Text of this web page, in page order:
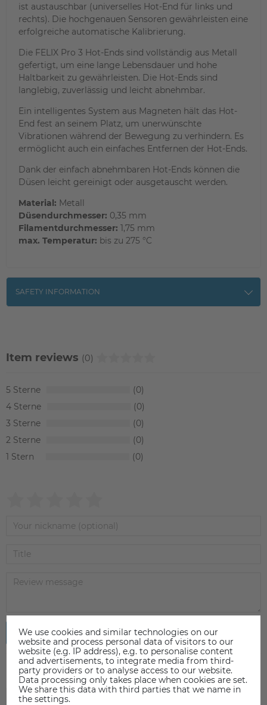
ist austauschbar (universelles Hot-End für links und
rechts). Die hochgenauen Sensoren gewährleisten eine
erfolgreiche automatische Kalibrierung.
Die FELIX Pro 3 Hot-Ends sind vollständig aus Metall
gefertigt, um eine lange Lebensdauer und hohe
Haltbarkeit zu gewährleisten. Die Hot-Ends sind
langlebig, zuverlässig und leicht abnehmbar.
Ein intelligentes System aus Magneten hält das Hot-
End fest an seinem Platz, um unerwünschte
Vibrationen während der Bewegung zu verhindern. Es
ermöglicht auch ein einfaches Entfernen der Hot-Ends.
Dank der einfach abnehmbaren Hot-Ends können die
Düsen leicht gereinigt oder ausgetauscht werden.
Material: Metall
Düsendurchmesser: 0,35 mm
Filamentdurchmesser: 1,75 mm
max. Temperatur: bis zu 275 °C
SAFETY INFORMATION
Item reviews (0)
5
0
4
0
3
0
2
0
1
0
Submit review
ACCESSORIES
We use cookies and similar technologies on our
website and process personal data of visitors to our
website (e.g. IP address), e.g. to personalise content
and advertisements, to integrate media from third-
party providers or to analyse access to our website.
Data processing only takes place when cookies are set.
We share this data with third parties that we name in
the settings.